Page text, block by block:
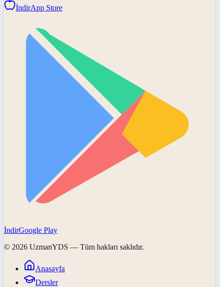
İndirApp Store
İndirGoogle Play
© 2026 UzmanYDS — Tüm hakları saklıdır.
Anasayfa
Dersler